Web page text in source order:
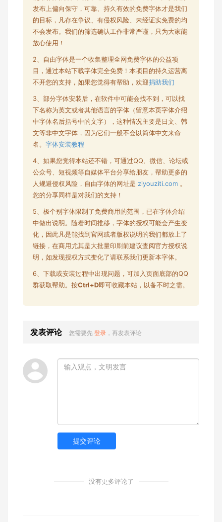
发布上偏向保守，可靠、持久有效的免费字体才是我们
的目标，凡存在争议、有侵权风险、未经证实免费的均
不会发布。我们的筛选确认工作非常严谨，只为大家能
放心使用！
2、自由字体是一个收集整理全网免费字体的公益项
目，通过本站下载字体完全免费！本项目的持久运营离
不开您的支持，如果您觉得有帮助，欢迎捐助我们
3、部分字体安装后，在软件中可能会找不到，可以找
下名称为英文或者其他语言的字体（留意本页字体介绍
中字体名后括号中的文字），这种情况主要是日文、韩
文等非中文字体，因为它们一般不会以简体中文来命
名。 字体安装教程
4、如果您觉得本站还不错，可通过QQ、微信、论坛或
公众号、短视频等自媒体平台分享给朋友，帮助更多的
人规避侵权风险，自由字体的网址是 ziyouziti.com 。
您的分享同样是对我们的支持！
5、极个别字体限制了免费商用的范围，已在字体介绍
中做出说明。随着时间推移，字体的授权可能会产生变
化，因此凡是能找到官网或者版权说明的我们都放上了
链接，在商用尤其是大批量印刷前建议查阅官方授权说
明，如发现授权方式变化了请联系我们更新本字体。
6、下载或安装过程中出现问题，可加入页面底部的QQ
群获取帮助。按Ctrl+D即可收藏本站，以备不时之需。
发表评论 您需要先 登录 ，再发表评论
提交评论
没有更多评论了